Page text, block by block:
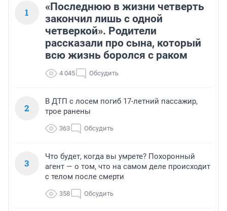
1
«Последнюю в жизни четверть
закончил лишь с одной
четверкой». Родители
рассказали про сына, который
всю жизнь боролся с раком
4 045 Обсудить
2
В ДТП с лосем погиб 17-летний пассажир,
трое ранены
363 Обсудить
3
Что будет, когда вы умрете? Похоронный
агент — о том, что на самом деле происходит
с телом после смерти
358 Обсудить